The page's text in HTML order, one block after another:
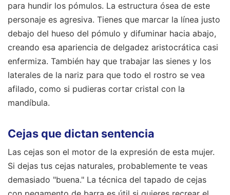
para hundir los pómulos. La estructura ósea de este
personaje es agresiva. Tienes que marcar la línea justo
debajo del hueso del pómulo y difuminar hacia abajo,
creando esa apariencia de delgadez aristocrática casi
enfermiza. También hay que trabajar las sienes y los
laterales de la nariz para que todo el rostro se vea
afilado, como si pudieras cortar cristal con la
mandíbula.
Cejas que dictan sentencia
Las cejas son el motor de la expresión de esta mujer.
Si dejas tus cejas naturales, probablemente te veas
demasiado "buena." La técnica del tapado de cejas